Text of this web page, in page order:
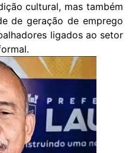
cultural, mas também
de geração de emprego
ligados ao setor